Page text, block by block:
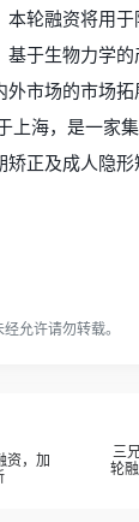
本轮融资将用
基于生物力学
外市场的市场
上海，是一家
矫正及成人隐
允许请勿转载。
资，加
三
轮